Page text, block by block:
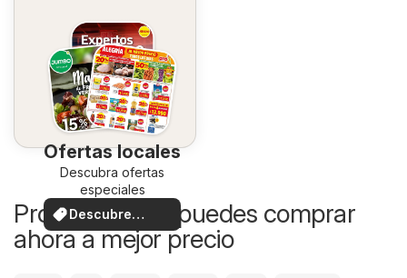
Ofertas locales
Descubra ofertas
especiales
Descubre
ofertas
Productos que puedes comprar
ahora a mejor precio